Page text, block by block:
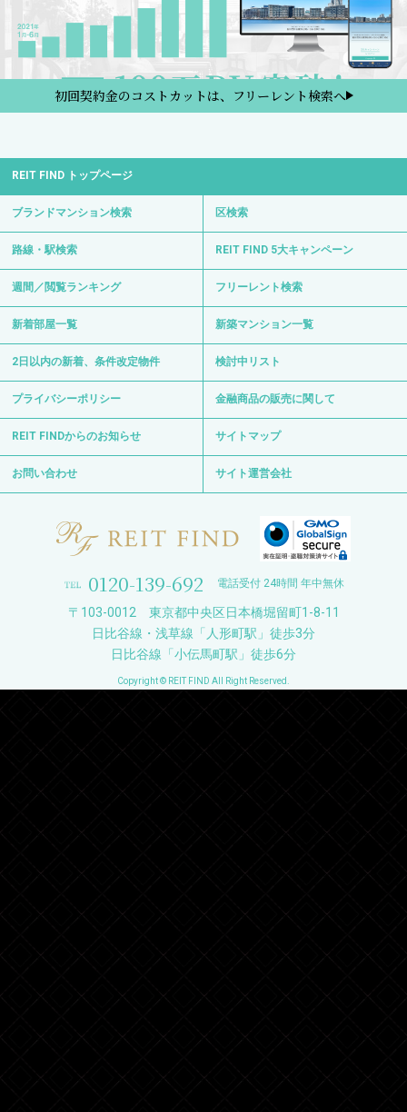
初回契約金のコストカットは、フリーレント検索へ
REIT FIND トップページ
ブランドマンション検索 区検索
路線・駅検索 REIT FIND 5大キャンペーン
週間／閲覧ランキング フリーレント検索
新着部屋一覧 新築マンション一覧
2日以内の新着、条件改定物件 検討中リスト
プライバシーポリシー 金融商品の販売に関して
REIT FINDからのお知らせ サイトマップ
お問い合わせ サイト運営会社
0120-139-692 電話受付 24時間 年中無休
〒103-0012 東京都中央区日本橋堀留町1-8-11
日比谷線・浅草線「人形町駅」徒歩3分
日比谷線「小伝馬町駅」徒歩6分
Copyright © REIT FIND All Right Reserved.